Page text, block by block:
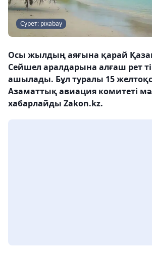
Сурет: pixabay
Осы жылдың аяғына қарай
Сейшел аралдарына алғаш рет
ашылады. Бұл туралы 15
Азаматтық авиация комитеті
хабарлайды Zakon.kz.